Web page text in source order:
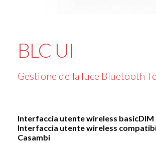
BLC UI
Gestione della luce Bluetooth
Interfaccia utente wireless basicDIM
Interfaccia utente wireless
Casambi